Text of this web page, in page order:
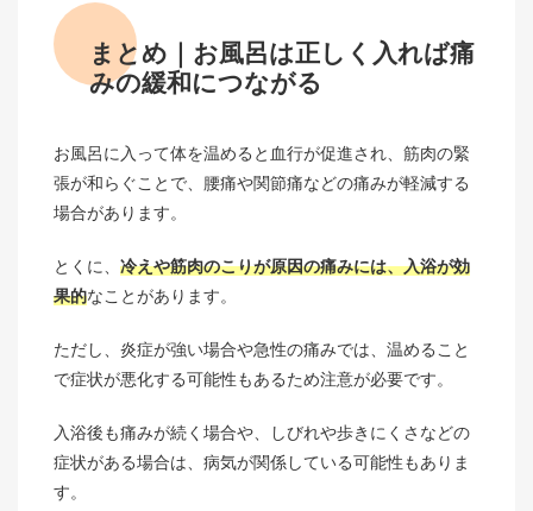
まとめ｜お風呂は正しく入れば痛
みの緩和につながる
お風呂に入って体を温めると血行が促進され、筋肉の緊
張が和らぐことで、腰痛や関節痛などの痛みが軽減する
場合があります。
とくに、 冷えや筋肉のこりが原因の痛みには、入浴が効
果的なことがあります。
ただし、炎症が強い場合や急性の痛みでは、温めること
で症状が悪化する可能性もあるため注意が必要です。
入浴後も痛みが続く場合や、しびれや歩きにくさなどの
症状がある場合は、病気が関係している可能性もありま
す。